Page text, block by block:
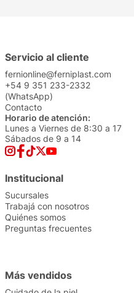
Servicio al cliente
fernionline@ferniplast.com
+54 9 351 233-2332
(WhatsApp)
Contacto
Horario de atención:
Lunes a Viernes de 8:30 a 17
Sábados de 9 a 14
Institucional
Sucursales
Trabajá con nosotros
Quiénes somos
Preguntas frecuentes
Más vendidos